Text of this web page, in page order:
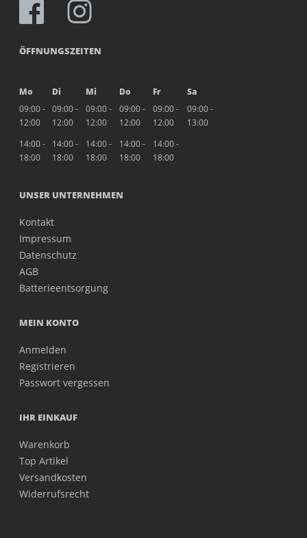
ÖFFNUNGSZEITEN
Mo Di Mi Do Fr
Sa
09:00 -
12:00
09:00 -
12:00
09:00 -
12:00
09:00 -
12:00
09:00 -
12:00
09:00 -
13:00
14:00 -
18:00
14:00 -
18:00
14:00 -
18:00
14:00 -
18:00
14:00 -
18:00
UNSER UNTERNEHMEN
Kontakt
Impressum
Datenschutz
AGB
Batterieentsorgung
MEIN KONTO
Anmelden
Registrieren
Passwort vergessen
IHR EINKAUF
Warenkorb
Top Artikel
Versandkosten
Widerrufsrecht